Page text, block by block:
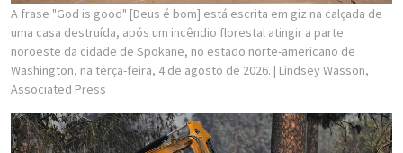
A frase "God is good" [Deus é bom] está escrita em giz na calçada de
uma casa destruída, após um incêndio florestal atingir a parte
noroeste da cidade de Spokane, no estado norte-americano de
Washington, na terça-feira, 4 de agosto de 2026. | Lindsey Wasson,
Associated Press